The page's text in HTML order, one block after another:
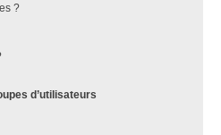
?
d’utilisateurs